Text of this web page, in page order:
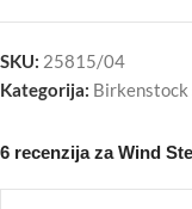
SKU: 25815/04
Kategorija: Birkenstock
6 recenzija zaWind